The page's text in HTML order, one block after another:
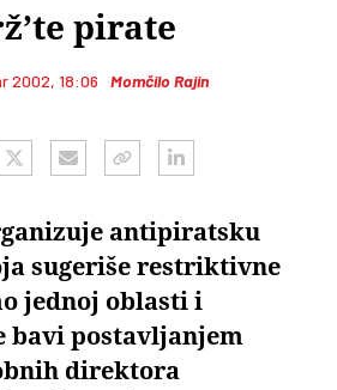
pirate
2002, 18:06 Momčilo Rajin
antipiratsku
sugeriše restriktivne
jednoj oblasti i
bavi postavljanjem
direktora